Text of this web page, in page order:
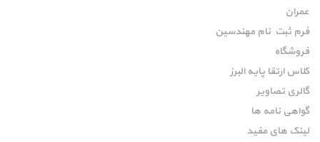
عمران
فرم ثبت نام مهندسین
فروشگاه
کلاس ارتقا پایه البرز
گالری تصاویر
گواهی نامه ها
لینک های مفید